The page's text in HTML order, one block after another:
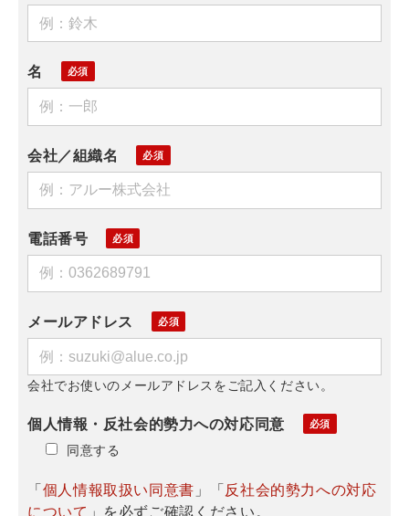
名
会社／組織名
電話番号
メールアドレス
会社でお使いのメールアドレスをご記入ください。
個人情報・反社会的勢力への対応同意
同意する
「個人情報取扱い同意書 」「反社会的勢力への対応
について 」を必ずご確認ください。